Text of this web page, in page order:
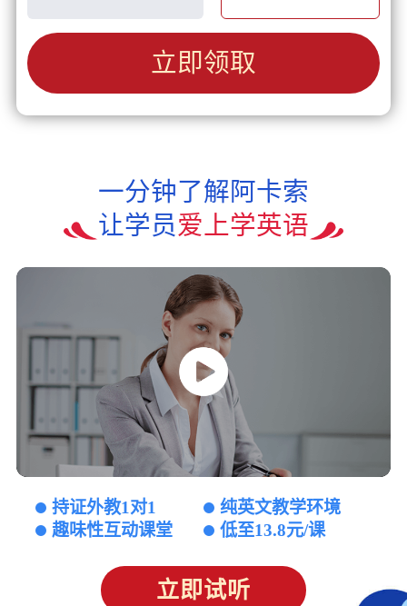
立即领取
一分钟了解阿卡索
让学员爱上学英语
持证外教1对1
纯英文教学环境
趣味性互动课堂
低至13.8元/课
立即试听